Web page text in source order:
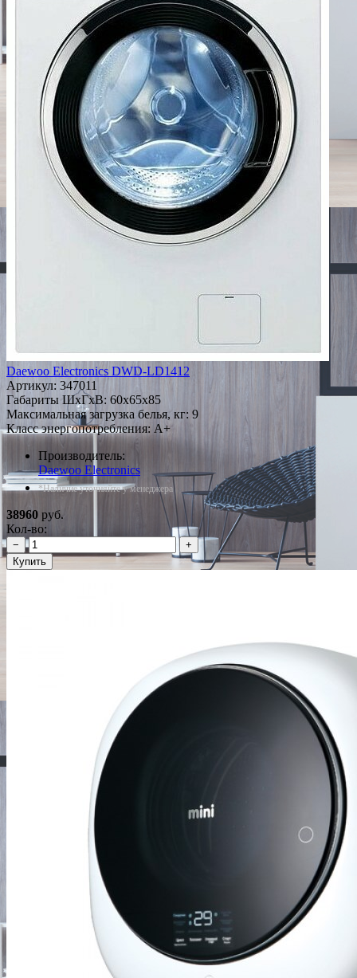
Daewoo Electronics DWD-LD1412
Артикул: 347011
Габариты ШxГxВ: 60x65x85
Максимальная загрузка белья, кг: 9
Класс энергопотребления: A+
Производитель:
Daewoo Electronics
*Наличие уточняйте у менеджера
38960 руб.
Кол-во:
−
+
Купить